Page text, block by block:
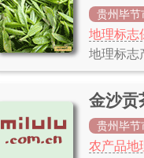
贵州毕节
地理标志
地理标志
金沙贡
贵州毕节
农产品地